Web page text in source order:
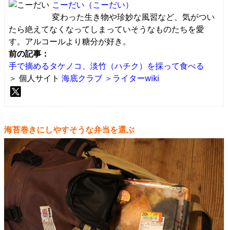
こーだい （こーだい）
変わった生き物や珍妙な風習など、気がつい
たら絶えてなくなってしまっていそうなものたちを愛
す。アルコールより糖分が好き。
前の記事：
手で摘めるタケノコ、淡竹（ハチク）を採って食べる
＞ 個人サイト 海底クラブ ＞ライターwiki
海苔巻きにしやすそうな弁当を選ぶ